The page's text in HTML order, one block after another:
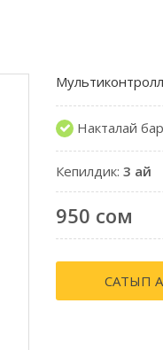
Накталай бар
Кепилдик:3 ай
950 сом
САТЫП